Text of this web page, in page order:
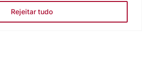
Rejeitar tudo